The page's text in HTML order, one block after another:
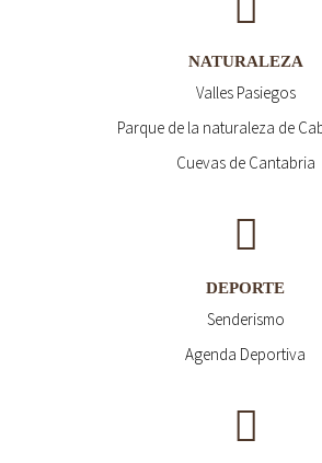
NATURALEZA
Valles Pasiegos
Parque de la naturaleza de
Cuevas de Cantabria
DEPORTE
Senderismo
Agenda Deportiva